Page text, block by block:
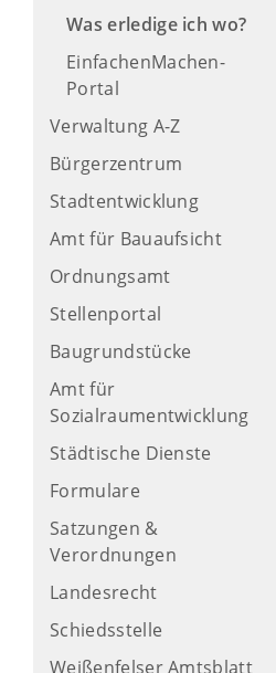
Was erledige ich wo?
EinfachenMachen-
Portal
Verwaltung A-Z
Bürgerzentrum
Stadtentwicklung
Amt für Bauaufsicht
Ordnungsamt
Stellenportal
Baugrundstücke
Amt für
Sozialraumentwicklung
Städtische Dienste
Formulare
Satzungen &
Verordnungen
Landesrecht
Schiedsstelle
Weißenfelser Amtsblatt